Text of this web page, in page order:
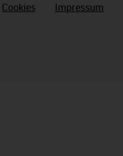
Cookies Impressum